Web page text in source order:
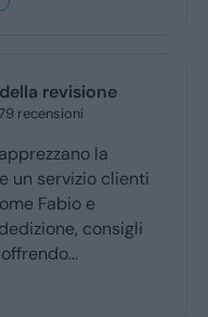
revisione
la
servizio clienti
Fabio e
consigli
Broker
clienti fedeli,